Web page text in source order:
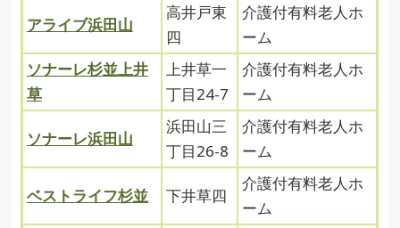
アライブ浜田山
高井戸東
四
介護付有料老人ホ
ーム
ソナーレ杉並上井
草
上井草一
丁目24-7
介護付有料老人ホ
ーム
ソナーレ浜田山
浜田山三
丁目26-8
介護付有料老人ホ
ーム
ベストライフ杉並 下井草四
介護付有料老人ホ
ーム